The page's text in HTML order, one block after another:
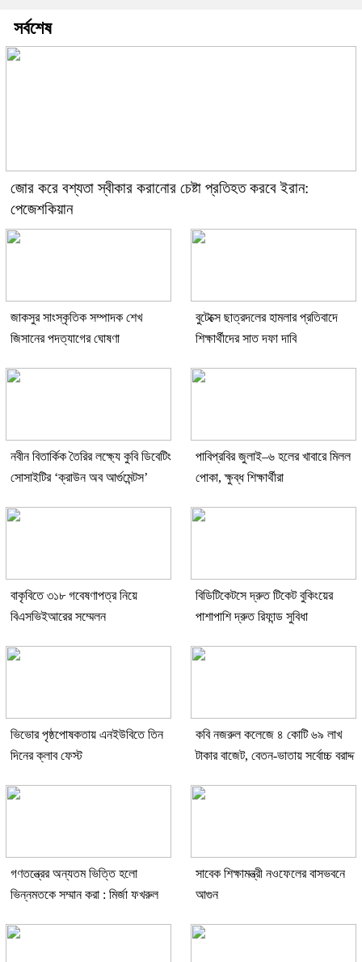
সর্বশেষ
জোর করে বশ্যতা স্বীকার করানোর চেষ্টা প্রতিহত করবে ইরান:
পেজেশকিয়ান
জাকসুর সাংস্কৃতিক সম্পাদক শেখ
জিসানের পদত্যাগের ঘোষণা
বুটেক্সে ছাত্রদলের হামলার প্রতিবাদে
শিক্ষার্থীদের সাত দফা দাবি
নবীন বিতার্কিক তৈরির লক্ষ্যে কুবি ডিবেটিং
সোসাইটির ‘ক্রাউন অব আর্গুমেন্টস’
পাবিপ্রবির জুলাই–৬ হলের খাবারে মিলল
পোকা, ক্ষুব্ধ শিক্ষার্থীরা
বাকৃবিতে ৩১৮ গবেষণাপত্র নিয়ে
বিএসভিইআরের সম্মেলন
বিডিটিকেটসে দ্রুত টিকেট বুকিংয়ের
পাশাপাশি দ্রুত রিফান্ড সুবিধা
ভিভোর পৃষ্ঠপোষকতায় এনইউবিতে তিন
দিনের ক্লাব ফেস্ট
কবি নজরুল কলেজে ৪ কোটি ৬৯ লাখ
টাকার বাজেট, বেতন-ভাতায় সর্বোচ্চ বরাদ্দ
গণতন্ত্রের অন্যতম ভিত্তি হলো
ভিন্নমতকে সম্মান করা : মির্জা ফখরুল
সাবেক শিক্ষামন্ত্রী নওফেলের বাসভবনে
আগুন